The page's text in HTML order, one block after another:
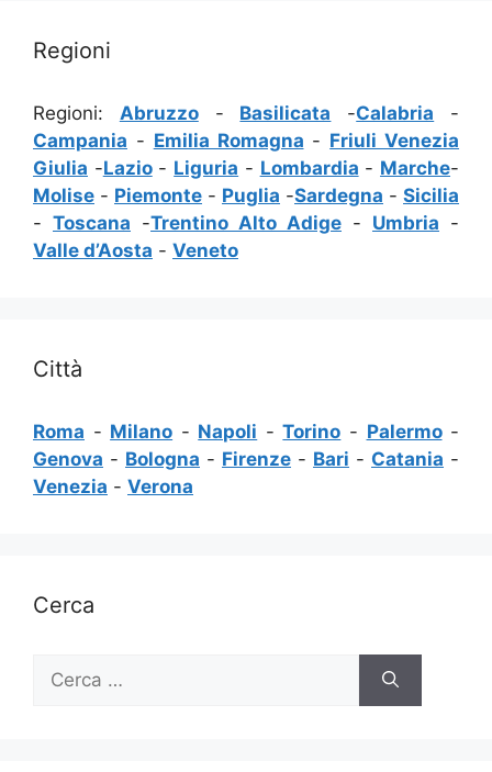
Regioni
Regioni: Abruzzo- Basilicata -Calabria -
Campania - Emilia Romagna - Friuli Venezia
Giulia -Lazio- Liguria - Lombardia - Marche-
Molise - Piemonte - Puglia -Sardegna - Sicilia
- Toscana -Trentino Alto Adige - Umbria -
Valle d’Aosta - Veneto
Città
Roma - Milano - Napoli -Torino - Palermo-
Genova - Bologna - Firenze - Bari - Catania -
Venezia - Verona
Cerca
per: